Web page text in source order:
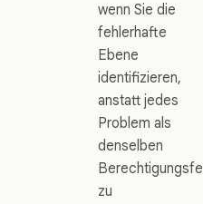
wenn Sie die
fehlerhafte
Ebene
identifizieren,
anstatt jedes
Problem als
denselben
zu